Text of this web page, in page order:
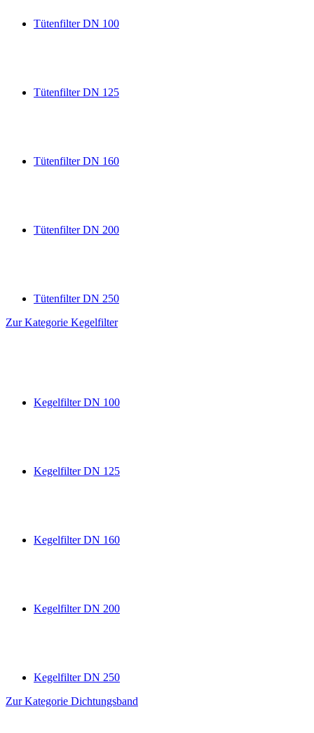
Tütenfilter DN 100
Tütenfilter DN 125
Tütenfilter DN 160
Tütenfilter DN 200
Tütenfilter DN 250
Zur Kategorie Kegelfilter
Kegelfilter DN 100
Kegelfilter DN 125
Kegelfilter DN 160
Kegelfilter DN 200
Kegelfilter DN 250
Zur Kategorie Dichtungsband